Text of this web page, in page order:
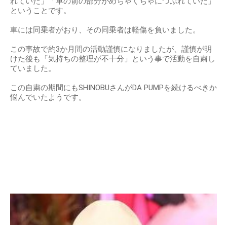
ということです。
車には同乗者がおり、その同乗者は軽傷を負いました。
この事故で約3か月間の活動謹慎になりましたが、謹慎が明
けた後も「気持ちの整理が不十分」という事で活動を自粛し
ていました。
この自粛の期間にもSHINOBUさんがDA PUMPを続けるべきか
悩んでいたようです。